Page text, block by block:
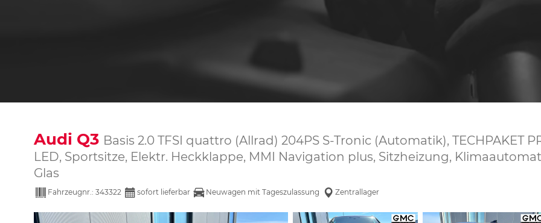
Audi Q3 Basis 2.0 TFSI quattro (Allrad) 204PS S-Tronic (Automatik), TECHPAKET
LED, Sportsitze, Elektr. Heckklappe, MMI Navigation plus, Sitzheizung,
Glas
Fahrzeugnr.: 343322 sofort lieferbar Neuwagen mit Tageszulassung Zentrallager